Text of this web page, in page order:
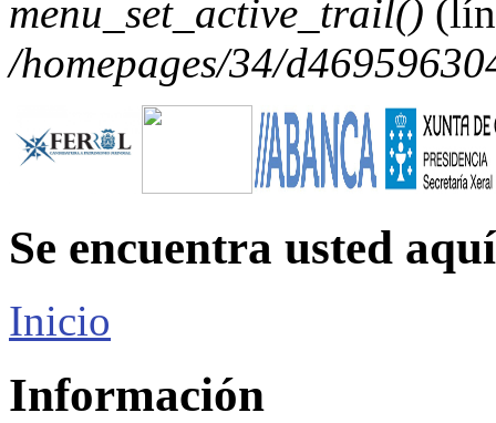
menu_set_active_trail()
/homepages/34/
Se encuentra usted aquí
Inicio
Información